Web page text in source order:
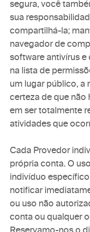
segura, você
sua
compartilhá-la;
navegador de
software antivírus e
na lista de
um lugar público, a
certeza de que não
em ser totalmente
atividades que
Cada Provedor
própria conta. O
indivíduo
notificar
ou uso não
conta ou qualquer